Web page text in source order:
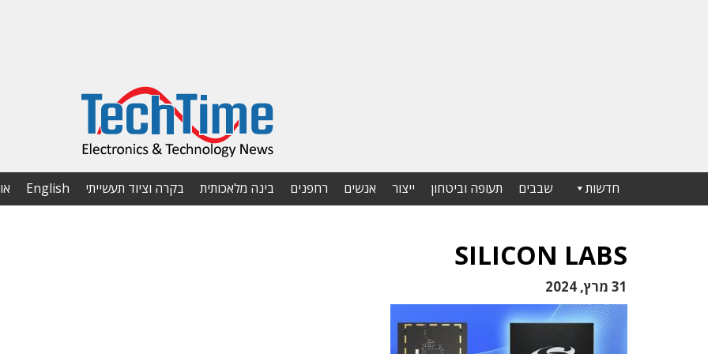
חדשות שבבים תעופה וביטחון ייצור אנשים רחפנים בינה מלאכותית בקרה וציוד תעשייתי English
SILICON LABS
31 מרץ, 2024